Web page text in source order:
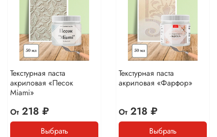
Текстурная паста
акриловая «Песок
Miami»
От218 ₽
Выбрать
Текстурная паста
акриловая «Фарфор»
От218 ₽
Выбрать